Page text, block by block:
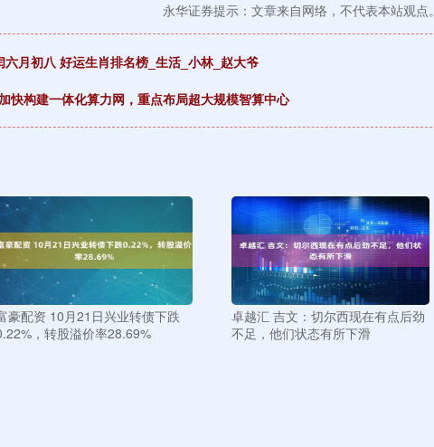
永华证券提示：文章来自网络，不代表本站观点。
月初八 好运生肖排名榜_生活_小林_赵大爷
快构建一体化算力网，重点布局超大规模智算中心
豪配资 10月21日兴业转债下跌
，转股溢价率28.69%
卓越汇 吉文：切尔西现在有点后劲
不足，他们状态有所下滑